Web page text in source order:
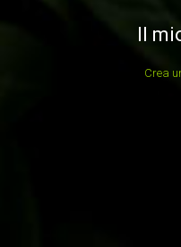
Il
Crea